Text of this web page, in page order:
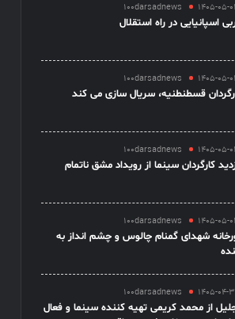
100darsadnews 1405-05-
اسپانیایی در راه استقلال
100darsadnews 1405-05-
قسطنطنیه، سریال سازی می کند
100darsadnews 1405-05-
کارگردان سینما از رویداد مشق ناتمام
100darsadnews 1405-05-
شهدای گمنام چالوس و چشم انداز به
100darsadnews 1405-04-
از محمد کریمی تهیه کننده سینما و فعال